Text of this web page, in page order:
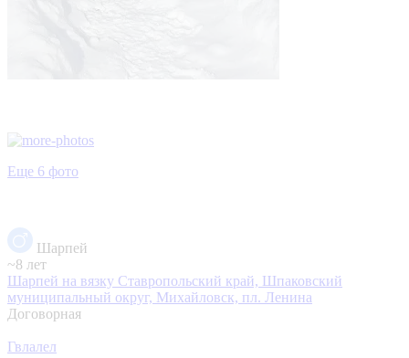
Еще 6 фото
Шарпей
~8 лет
Шарпей на вязку Ставропольский край, Шпаковский
муниципальный округ, Михайловск, пл. Ленина
Договорная
Гвлалел